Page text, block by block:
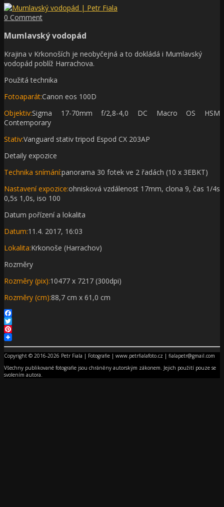
0 Comment
Mumlavský vodopád
Krajina v Krkonoších je neobyčejná a to dokládá i Mumlavský
vodopád poblíž Harrachova.
Použitá technika
Fotoaparát:Canon eos 100D
Objektiv:Sigma 17-70mm f/2,8-4,0 DC Macro OS HSM
Contemporary
Stativ:Vanguard stativ tripod Espod CX 203AP
Detaily expozice
Technika snímání:panorama 30 fotek ve 2 řadách (10 x 3EBKT)
Nastavení expozice:ohnisková vzdálenost 17mm, clona 9, čas 1/4s
0,5s 1,0s, iso 100
Datum pořízení a lokalita
Datum:11.4. 2017, 16:03
Lokalita:Krkonoše (Harrachov)
Rozměry
Rozměry (pix):10477 x 7217 (300dpi)
Rozměry (cm):88,7 cm x 61,0 cm
Facebook
Twitter
Pinterest
Copyright © 2016-2026 Petr Fiala | Fotografie | www.petrfialafoto.cz | fialapetr@gmail.com
Všechny publikované fotografie jsou chráněny autorským zákonem. Jejich použití pouze se
svolením autora.